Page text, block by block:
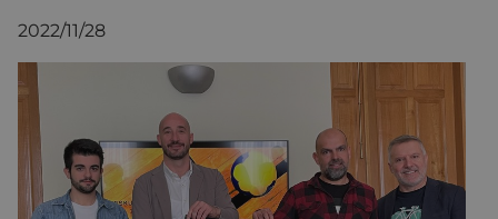
2022/11/28